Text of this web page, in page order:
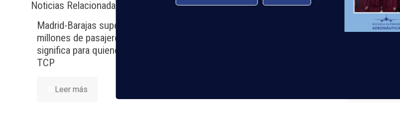
Noticias Relacionadas
Madrid-Barajas supera los 6
millones de pasajeros junio: qué
significa para quienes quieren ser
TCP
Leer más
El